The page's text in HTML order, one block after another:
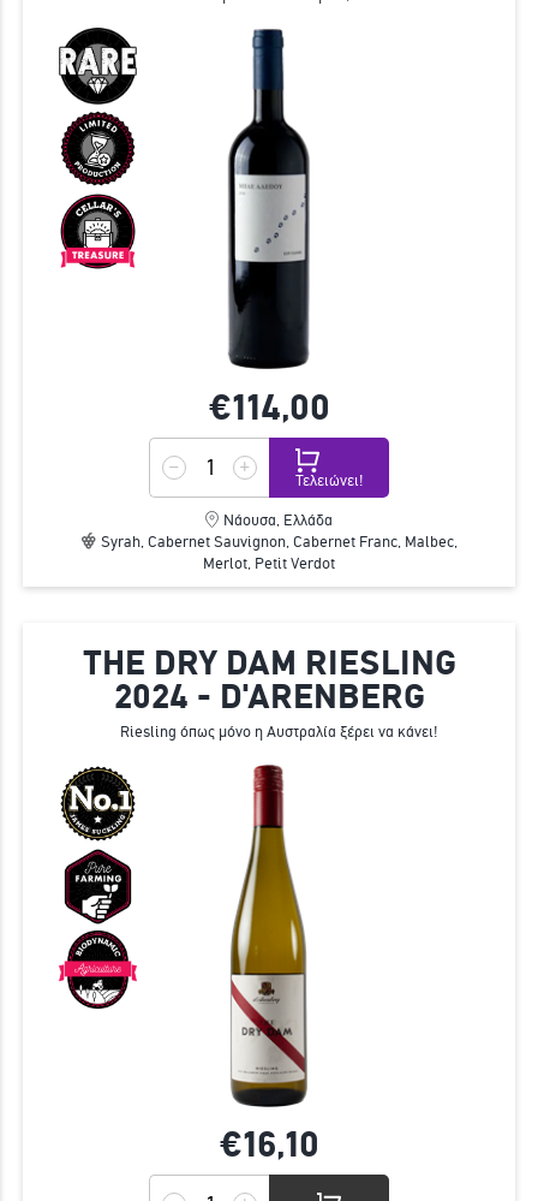
€114,00
Τελειώνει!
Νάουσα, Ελλάδα
Syrah, Cabernet Sauvignon, Cabernet Franc, Malbec,
Merlot, Petit Verdot
THE DRY DAM RIESLING
2024 - D'ARENBERG
Riesling όπως μόνο η Αυστραλία ξέρει να κάνει!
€16,10